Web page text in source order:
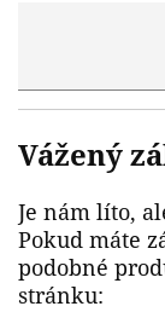
Vážený
Je nám líto,
Pokud máte
podobné
stránku: